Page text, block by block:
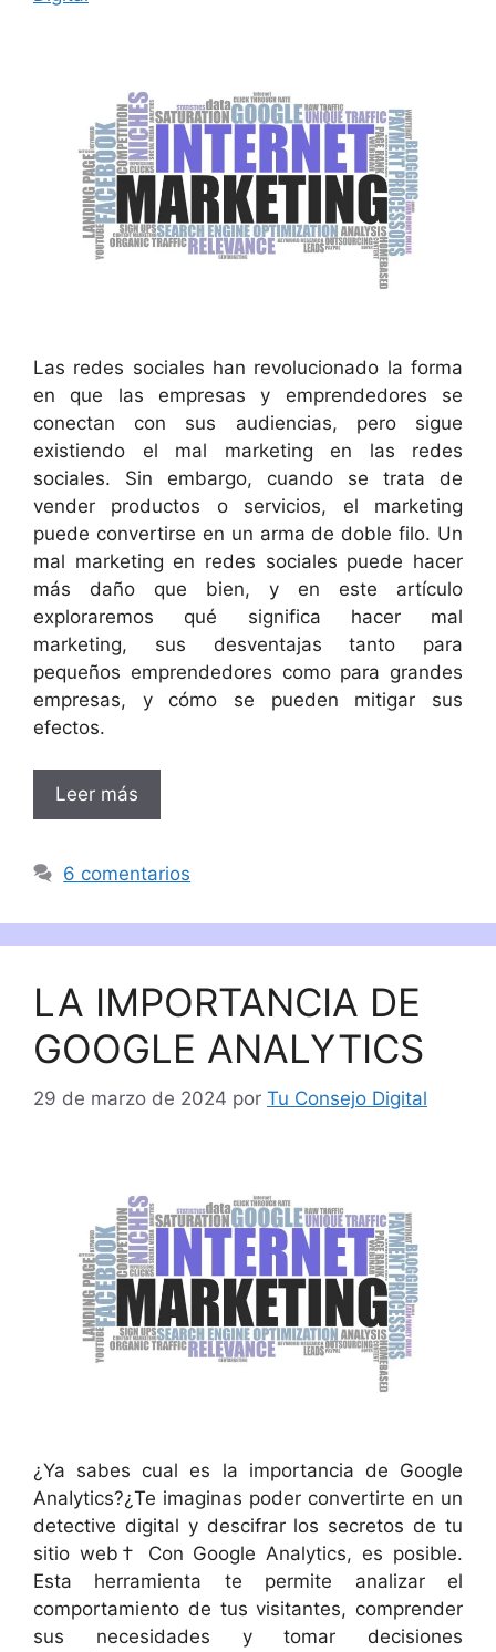
Las redes sociales han revolucionado la forma
en que las empresas y emprendedores se
conectan con sus audiencias, pero sigue
existiendo el mal marketing en las redes
sociales. Sin embargo, cuando se trata de
vender productos o servicios, el marketing
puede convertirse en un arma de doble filo. Un
mal marketing en redes sociales puede hacer
más daño que bien, y en este artículo
exploraremos qué significa hacer mal
marketing, sus desventajas tanto para
pequeños emprendedores como para grandes
empresas, y cómo se pueden mitigar sus
efectos.
Leer más
6 comentarios
LA IMPORTANCIA DE
GOOGLE ANALYTICS
29 de marzo de 2024 por Tu Consejo Digital
¿Ya sabes cual es la importancia de Google
AnaIytics?¿Te imaginas poder convertirte en un
detective digital y descifrar los secretos de tu
sitio web† Con Google Analytics, es posible.
Esta herramienta te permite analizar el
comportamiento de tus visitantes, comprender
sus necesidades y tomar decisiones